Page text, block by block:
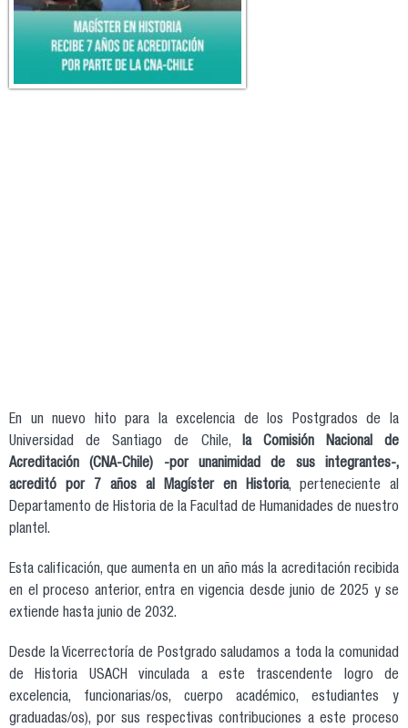
En un nuevo hito para la excelencia de los Postgrados de la
Universidad de Santiago de Chile, la Comisión Nacional de
Acreditación (CNA-Chile) -por unanimidad de sus integrantes-,
acreditó por 7 años al Magíster en Historia, perteneciente al
Departamento de Historia de la Facultad de Humanidades de nuestro
plantel.
Esta calificación, que aumenta en un año más la acreditación recibida
en el proceso anterior, entra en vigencia desde junio de 2025 y se
extiende hasta junio de 2032.
Desde la Vicerrectoría de Postgrado saludamos a toda la comunidad
de Historia USACH vinculada a este trascendente logro de
excelencia, funcionarias/os, cuerpo académico, estudiantes y
graduadas/os), por sus respectivas contribuciones a este proceso